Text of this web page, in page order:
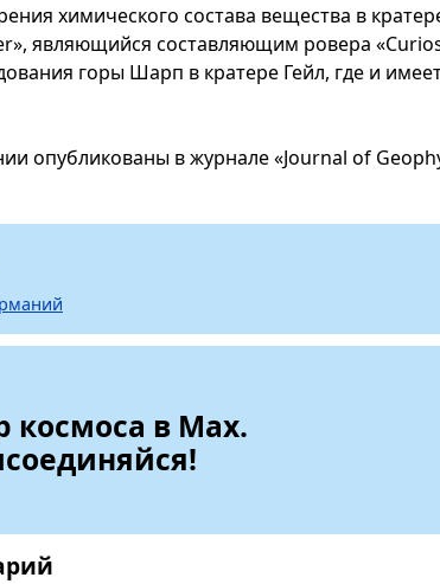
химического состава вещества в
являющийся составляющим ровера
горы Шарп в кратере Гейл, где и
опубликованы в журнале «Journal of
космоса в Max.